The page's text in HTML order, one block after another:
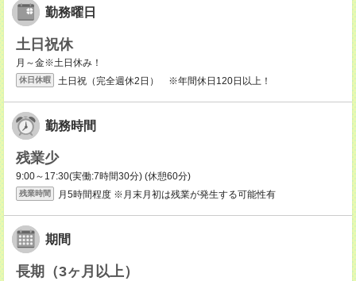
勤務曜日
土日祝休
月～金※土日休み！
休日休暇 土日祝（完全週休2日） ※年間休日120日以上！
勤務時間
残業少
9:00～17:30(実働:7時間30分) (休憩60分)
残業時間 月5時間程度 ※月末月初は残業が発生する可能性有
期間
長期（3ヶ月以上）